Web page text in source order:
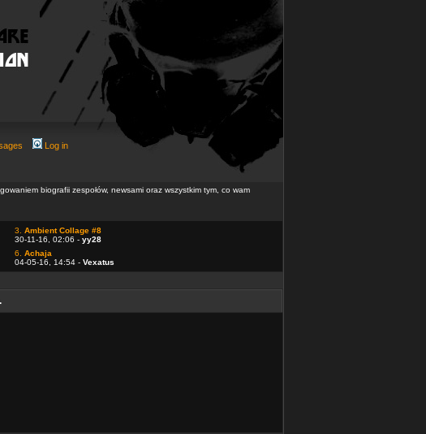
Log in
biografii zespołów, newsami oraz wszystkim tym, co wam
3. Ambient Collage #8
30-11-16, 02:06 - yy28
6. Achaja
04-05-16, 14:54 - Vexatus